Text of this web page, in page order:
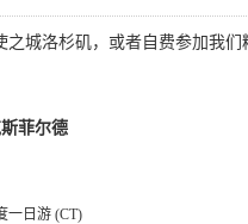
城洛杉矶，或者自费参加我
菲尔德
一日游 (CT)